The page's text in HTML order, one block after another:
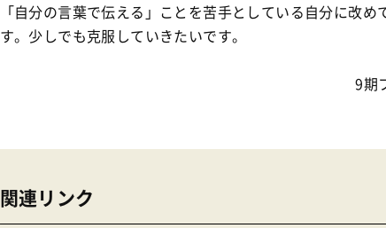
「自分の言葉で伝える」ことを苦手としている自分に改め
す。少しでも克服していきたいです。
9期
関連リンク